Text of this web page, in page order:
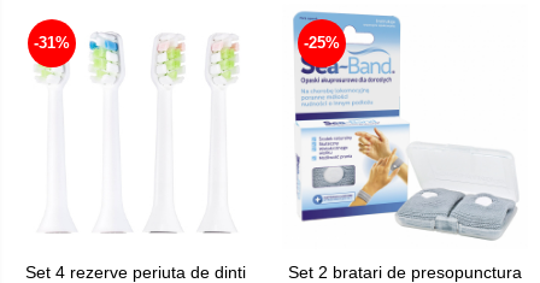
-31%
Set 4 rezerve periuta de dinti
-25%
Set 2 bratari de presopunctura